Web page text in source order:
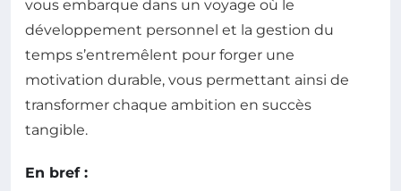
vous embarque dans un voyage où le
développement personnel et la gestion du
temps s’entremêlent pour forger une
motivation durable, vous permettant ainsi de
transformer chaque ambition en succès
tangible.
En bref :